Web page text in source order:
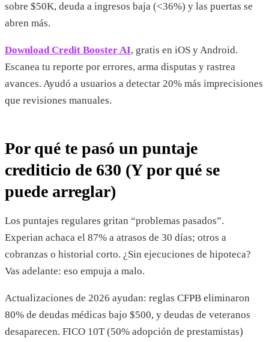
sobre $50K, deuda a ingresos baja (<36%) y las puertas se
abren más.
Download Credit Booster AI, gratis en iOS y Android.
Escanea tu reporte por errores, arma disputas y rastrea
avances. Ayudó a usuarios a detectar 20% más imprecisiones
que revisiones manuales.
Por qué te pasó un puntaje
crediticio de 630 (Y por qué se
puede arreglar)
Los puntajes regulares gritan “problemas pasados”.
Experian achaca el 87% a atrasos de 30 días; otros a
cobranzas o historial corto. ¿Sin ejecuciones de hipoteca?
Vas adelante: eso empuja a malo.
Actualizaciones de 2026 ayudan: reglas CFPB eliminaron
80% de deudas médicas bajo $500, y deudas de veteranos
desaparecen. FICO 10T (50% adopción de prestamistas)